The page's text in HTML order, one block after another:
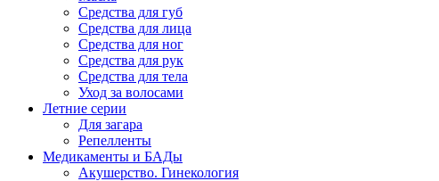
Средства для губ
Средства для лица
Средства для ног
Средства для рук
Средства для тела
Уход за волосами
Летние серии
Для загара
Репелленты
Медикаменты и БАДы
Акушерство. Гинекология